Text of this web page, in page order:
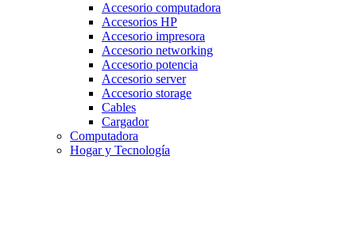
Accesorio computadora
Accesorios HP
Accesorio impresora
Accesorio networking
Accesorio potencia
Accesorio server
Accesorio storage
Cables
Cargador
Computadora
Hogar y Tecnología